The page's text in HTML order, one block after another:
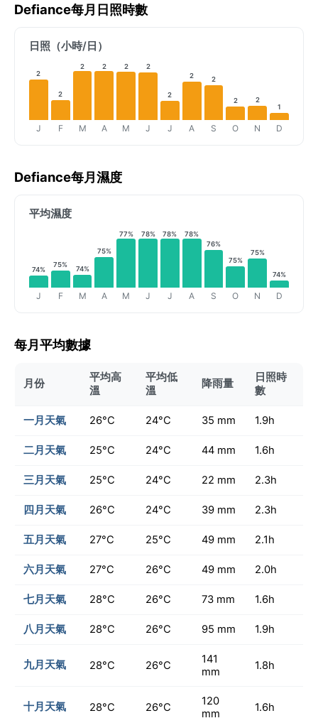
Defiance每月日照時數
日照（小時/日）
2
J
2
F
2
M
2
A
2
M
2
J
2
J
2
A
2
S
2
O
2
N
1
D
Defiance每月濕度
平均濕度
74%
J
75%
F
74%
M
75%
A
77%
M
78%
J
78%
J
78%
A
76%
S
75%
O
75%
N
74%
D
每月平均數據
月份
平均高
溫
平均低
溫
降雨量
日照時
數
一月天氣 26°C 24°C 35 mm 1.9h
二月天氣 25°C 24°C 44 mm 1.6h
三月天氣 25°C 24°C 22 mm 2.3h
四月天氣 26°C 24°C 39 mm 2.3h
五月天氣 27°C 25°C 49 mm 2.1h
六月天氣 27°C 26°C 49 mm 2.0h
七月天氣 28°C 26°C 73 mm 1.6h
八月天氣 28°C 26°C 95 mm 1.9h
九月天氣 28°C 26°C
141
mm
1.8h
十月天氣 28°C 26°C
120
mm
1.6h